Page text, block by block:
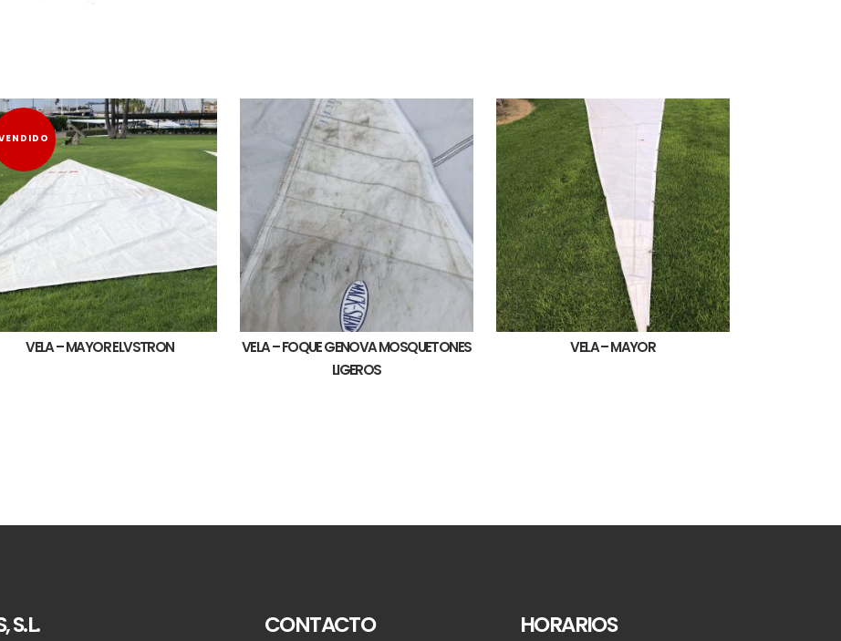
VELA – MAYOR ELVSTRON
VELA – FOQUE GENOVA MOSQUETONES
LIGEROS
VELA – MAYOR
S.L. CONTACTO HORARIOS